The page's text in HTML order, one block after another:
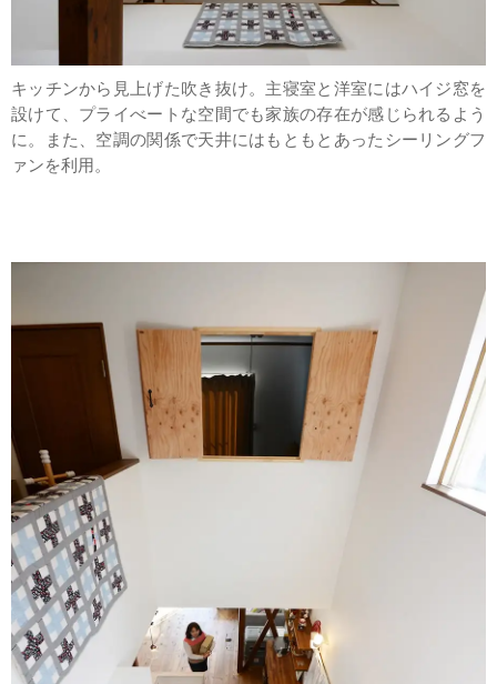
キッチンから見上げた吹き抜け。主寝室と洋室にはハイジ窓を
設けて、プライべートな空間でも家族の存在が感じられるよう
に。また、空調の関係で天井にはもともとあったシーリングフ
ァンを利用。